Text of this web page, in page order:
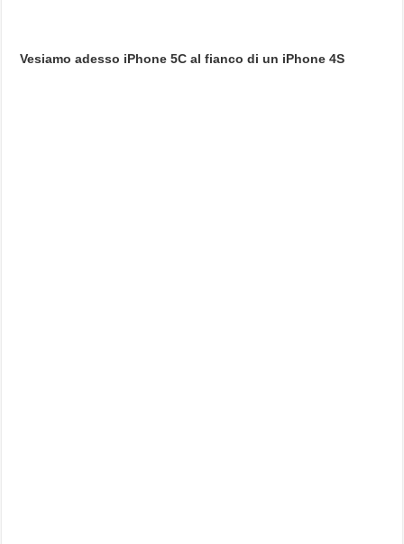
Vesiamo adesso iPhone 5C al fianco di un iPhone 4S